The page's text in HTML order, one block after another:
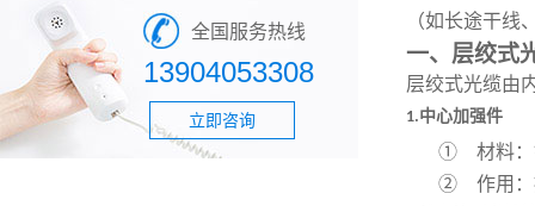
全国服务热线
13904053308
立即咨询
（如长途干线
一、层绞式
层绞式光缆由
1.中心加强件
① 材料
② 作用